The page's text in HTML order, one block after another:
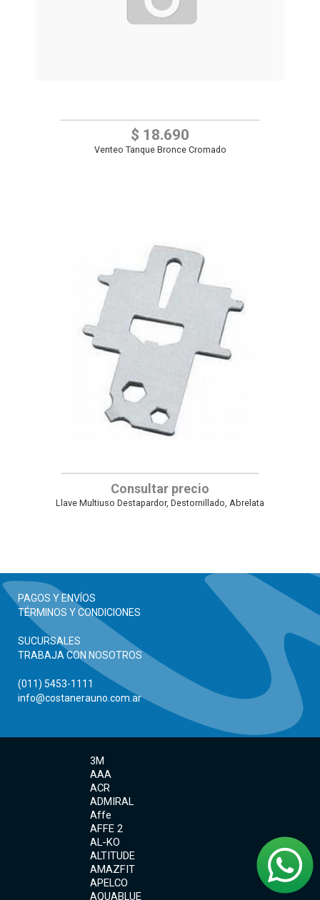
$ 18.690
Venteo Tanque Bronce Cromado
Consultar precio
Llave Multiuso Destapardor, Destornillado, Abrelata
PAGOS Y ENVÍOS
TÉRMINOS Y CONDICIONES
SUCURSALES
TRABAJA CON NOSOTROS
(011) 5453-1111
info@costanerauno.com.ar
3M
AAA
ACR
ADMIRAL
Affe
AFFE 2
AL-KO
ALTITUDE
AMAZFIT
APELCO
AQUABLUE